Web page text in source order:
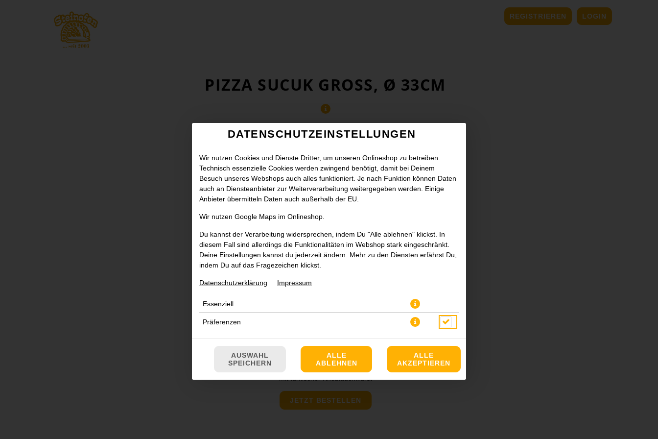
REGISTRIEREN LOGIN
PIZZA SUCUK GROSS, Ø 33CM
mit türkischer Knoblauchwurst
JETZT BESTELLEN
DATENSCHUTZEINSTELLUNGEN
Wir nutzen Cookies und Dienste Dritter, um unseren Onlineshop zu betreiben.
Technisch essenzielle Cookies werden zwingend benötigt, damit bei Deinem
Besuch unseres Webshops auch alles funktioniert. Je nach Funktion können Daten
auch an Diensteanbieter zur Weiterverarbeitung weitergegeben werden. Einige
Anbieter übermitteln Daten auch außerhalb der EU.
Wir nutzen Google Maps im Onlineshop.
Du kannst der Verarbeitung widersprechen, indem Du "Alle ablehnen" klickst. In
diesem Fall sind allerdings die Funktionalitäten im Webshop stark eingeschränkt.
Deine Einstellungen kannst du jederzeit ändern. Mehr zu den Diensten erfährst Du,
indem Du auf das Fragezeichen klickst.
Datenschutzerklärung Impressum
Essenziell
Präferenzen
AUSWAHL
SPEICHERN
ALLE
ABLEHNEN
ALLE
AKZEPTIEREN